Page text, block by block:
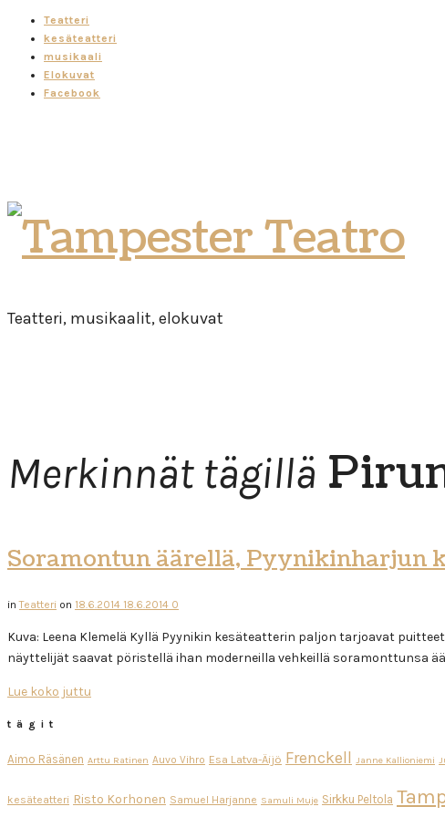
Teatteri
kesäteatteri
musikaali
Elokuvat
Facebook
Tampester
Teatro
Teatteri, musikaalit, elokuvat
Merkinnät tägillä
Soramontun äärellä, Pyynikinharjun
inTeatteri on 18.6.2014 18.6.2014 0
Kuva: Leena Klemelä Kyllä Pyynikin kesäteatterin paljon tarjoavat
näyttelijät saavat pöristellä ihan moderneilla vehkeillä soramonttunsa
Lue koko juttu
tägit
Aimo Räsänen Arttu Ratinen Auvo Vihro Esa Latva-Äijö Frenckell Janne Kallioniemi
kesäteatteri Risto Korhonen Samuel Harjanne Samuli Muje Sirkku Peltola